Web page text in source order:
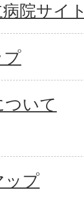
院サイト
プ
いて
ップ